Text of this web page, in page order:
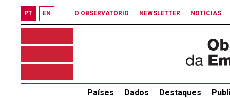
PT EN O OBSERVATÓRIO NEWSLETTER NOTÍCIAS
Países Dados Destaques